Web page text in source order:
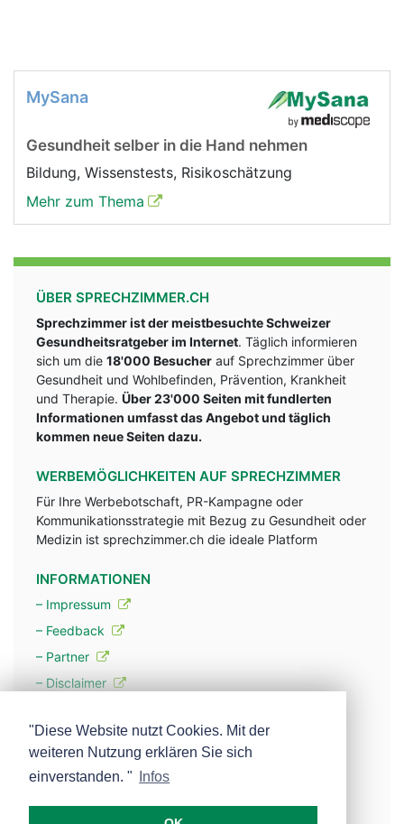
MySana
Gesundheit selber in die Hand nehmen
Bildung, Wissenstests, Risikoschätzung
Mehr zum Thema
ÜBER SPRECHZIMMER.CH
Sprechzimmer ist der meistbesuchte Schweizer
Gesundheitsratgeber im Internet. Täglich informieren
sich um die 18'000 Besucher auf Sprechzimmer über
Gesundheit und Wohlbefinden, Prävention, Krankheit
und Therapie. Über 23'000 Seiten mit fundlerten
Informationen umfasst das Angebot und täglich
kommen neue Seiten dazu.
WERBEMÖGLICHKEITEN AUF SPRECHZIMMER
Für Ihre Werbebotschaft, PR-Kampagne oder
Kommunikationsstrategie mit Bezug zu Gesundheit oder
Medizin ist sprechzimmer.ch die ideale Platform
INFORMATIONEN
– Impressum
– Feedback
– Partner
– Disclaimer
– Werbung
– Mehr über unsere Experten
"Diese Website nutzt Cookies. Mit der
weiteren Nutzung erklären Sie sich
einverstanden. "
Infos